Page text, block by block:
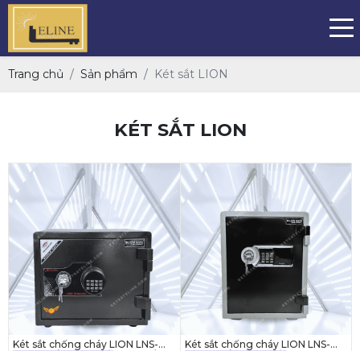
Trang chủ Sản phẩm Két sắt LION
KÉT SẮT LION
Két sắt chống cháy LION LNS-
Két sắt chống cháy LION LNS-